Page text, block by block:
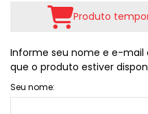
Produto
Informe seu nome e e-mail
que o produto estiver
Seu nome: